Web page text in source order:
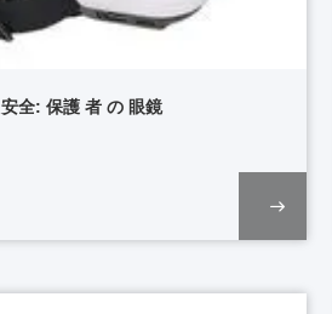
全: 保護 者 の 眼鏡